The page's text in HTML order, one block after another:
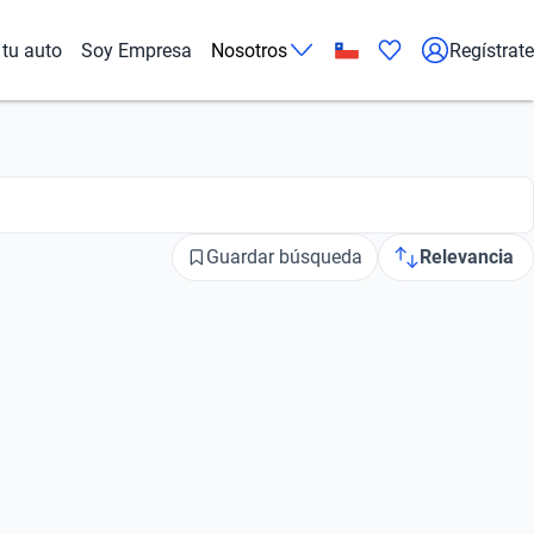
auto Soy Empresa Nosotros Regístrate
Guardar búsqueda Relevancia